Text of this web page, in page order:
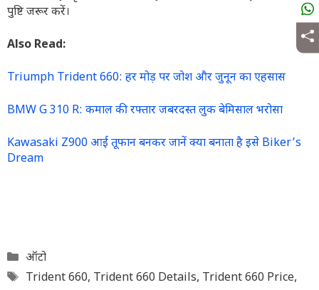
पुष्टि जरूर करें।
Also Read:
Triumph Trident 660: हर मोड़ पर जोश और जुनून का एहसास
BMW G 310 R: कमाल की रफ्तार जबरदस्त लुक बेमिसाल भरोसा
Kawasaki Z900 आई तूफान बनकर जानें क्या बनाता है इसे Biker’s
Dream
Categories
ऑटो
Tags
Trident 660, Trident 660 Details, Trident 660 Price,